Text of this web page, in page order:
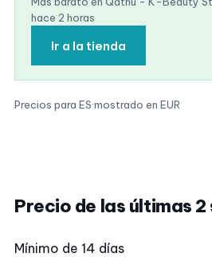
hace 2 horas
Ir a la tienda
Precios para ES·mostrado en EUR
Precio de las últimas 2
Mínimo de 14 días